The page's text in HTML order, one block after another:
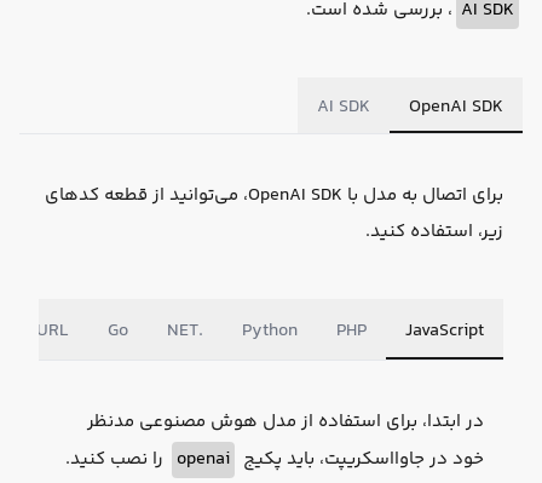
AI SDK ، بررسی شده است.
OpenAI SDK
AI SDK
برای اتصال به مدل با OpenAI SDK، می‌توانید از قطعه کدهای
زیر، استفاده کنید.
JavaScript
PHP
Python
NET.
Go
cURL
در ابتدا، برای استفاده از مدل هوش مصنوعی مدنظر
خود در جاوااسکریپت، باید پکیج openai را نصب کنید.